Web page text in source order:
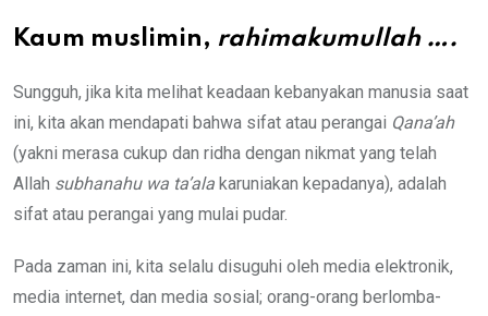
Kaum muslimin, rahimakumullah ….
Sungguh, jika kita melihat keadaan kebanyakan manusia saat
ini, kita akan mendapati bahwa sifat atau perangai Qana’ah
(yakni merasa cukup dan ridha dengan nikmat yang telah
Allah subhanahu wa ta’ala karuniakan kepadanya), adalah
sifat atau perangai yang mulai pudar.
Pada zaman ini, kita selalu disuguhi oleh media elektronik,
media internet, dan media sosial; orang-orang berlomba-